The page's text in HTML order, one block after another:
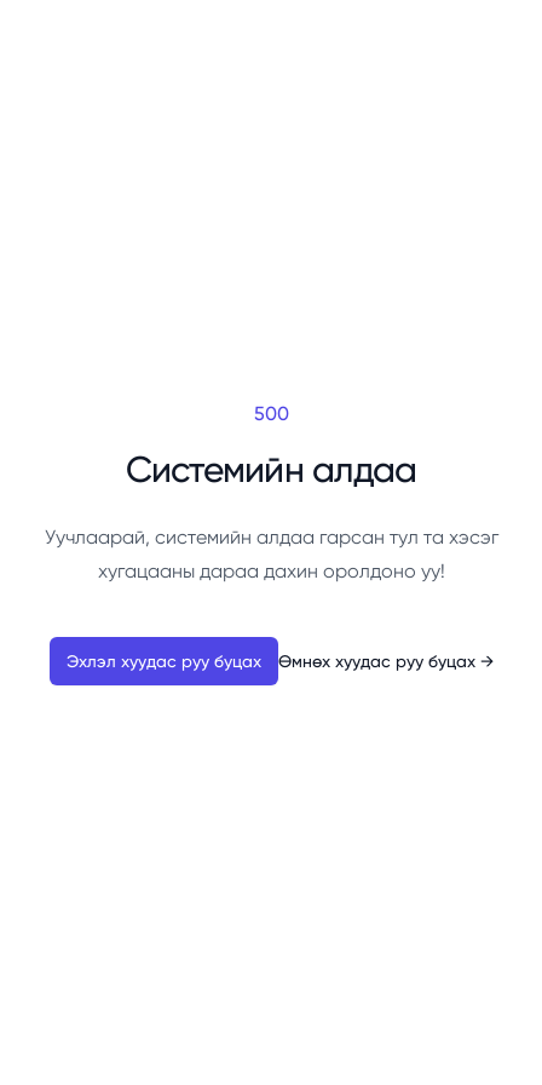
500
Системийн алдаа
Уучлаарай, системийн алдаа гарсан тул та хэсэг
хугацааны дараа дахин оролдоно уу!
Эхлэл хуудас руу буцах Өмнөх хуудас руу буцах →